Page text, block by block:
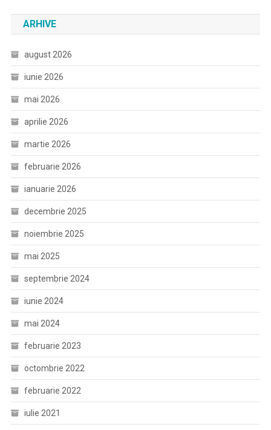
ARHIVE
august 2026
iunie 2026
mai 2026
aprilie 2026
martie 2026
februarie 2026
ianuarie 2026
decembrie 2025
noiembrie 2025
mai 2025
septembrie 2024
iunie 2024
mai 2024
februarie 2023
octombrie 2022
februarie 2022
iulie 2021